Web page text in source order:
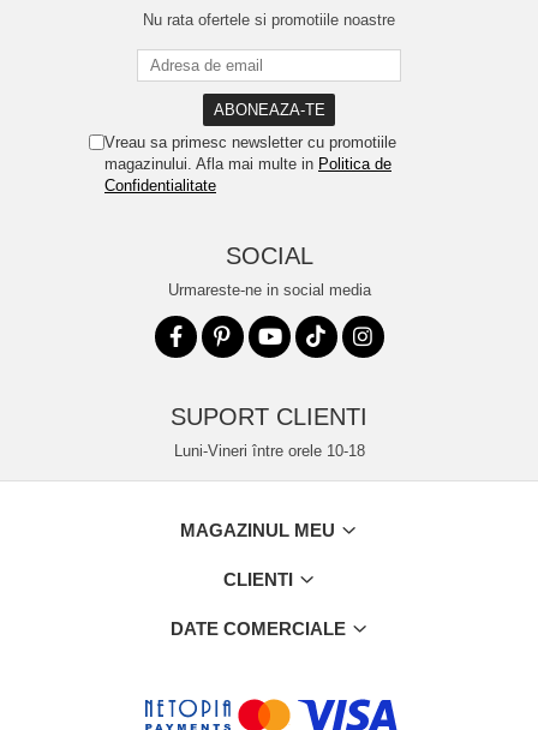
Nu rata ofertele si promotiile noastre
Vreau sa primesc newsletter cu promotiile
magazinului. Afla mai multe in Politica de
Confidentialitate
SOCIAL
Urmareste-ne in social media
SUPORT CLIENTI
Luni-Vineri între orele 10-18
MAGAZINUL MEU
CLIENTI
DATE COMERCIALE